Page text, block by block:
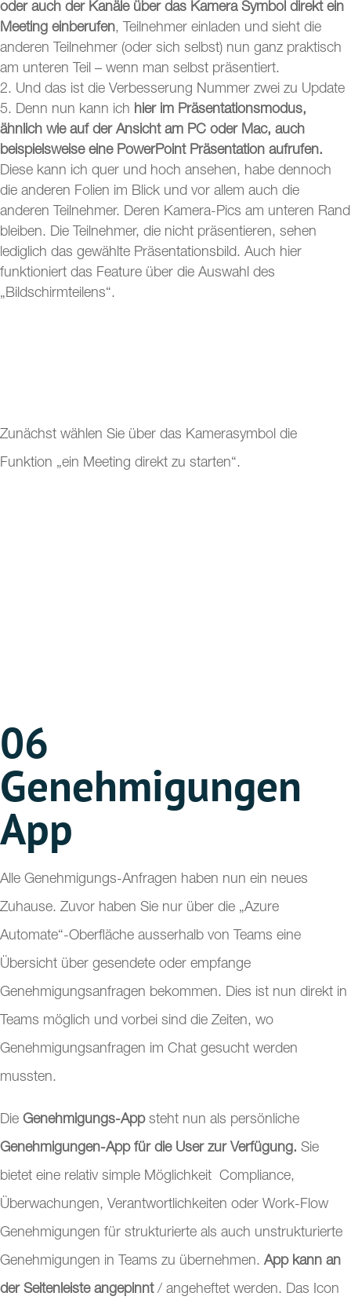
oder auch der Kanäle über das Kamera Symbol direkt ein
Meeting einberufen, Teilnehmer einladen und sieht die
anderen Teilnehmer (oder sich selbst) nun ganz praktisch
am unteren Teil – wenn man selbst präsentiert.
Und das ist die Verbesserung Nummer zwei zu Update
5. Denn nun kann ich hier im Präsentationsmodus,
ähnlich wie auf der Ansicht am PC oder Mac, auch
beispielsweise eine PowerPoint Präsentation aufrufen.
Diese kann ich quer und hoch ansehen, habe dennoch
die anderen Folien im Blick und vor allem auch die
anderen Teilnehmer. Deren Kamera-Pics am unteren Rand
bleiben. Die Teilnehmer, die nicht präsentieren, sehen
lediglich das gewählte Präsentationsbild. Auch hier
funktioniert das Feature über die Auswahl des
„Bildschirmteilens“.
Zunächst wählen Sie über das Kamerasymbol die
Funktion „ein Meeting direkt zu starten“.
06
Genehmigungen
App
Alle Genehmigungs-Anfragen haben nun ein neues
Zuhause. Zuvor haben Sie nur über die „Azure
Automate“-Oberfläche ausserhalb von Teams eine
Übersicht über gesendete oder empfange
Genehmigungsanfragen bekommen. Dies ist nun direkt in
Teams möglich und vorbei sind die Zeiten, wo
Genehmigungsanfragen im Chat gesucht werden
mussten.
Die Genehmigungs-App steht nun als persönliche
Genehmigungen-App für die User zur Verfügung. Sie
bietet eine relativ simple Möglichkeit Compliance,
Überwachungen, Verantwortlichkeiten oder Work-Flow
Genehmigungen für strukturierte als auch unstrukturierte
Genehmigungen in Teams zu übernehmen. App kann an
der Seitenleiste angepinnt/ angeheftet werden. Das Icon